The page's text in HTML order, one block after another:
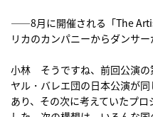
――8月に開催される「The
リカのカンパニーからダンサー
小林 そうですね、前回公演の
ヤル・バレエ団の日本公演が
あり、その次に考えていたプ